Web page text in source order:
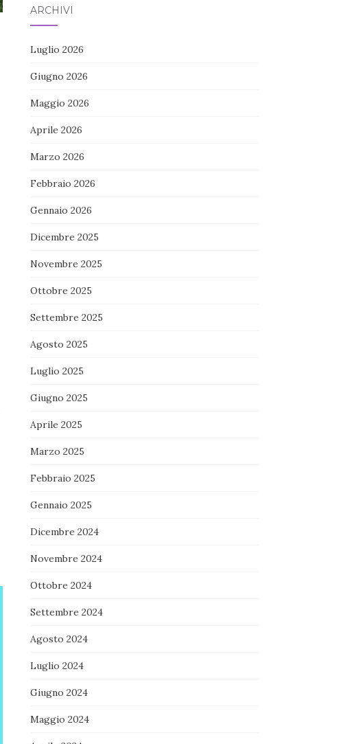
ARCHIVI
Luglio 2026
Giugno 2026
Maggio 2026
Aprile 2026
Marzo 2026
Febbraio 2026
Gennaio 2026
Dicembre 2025
Novembre 2025
Ottobre 2025
Settembre 2025
Agosto 2025
Luglio 2025
Giugno 2025
Aprile 2025
Marzo 2025
Febbraio 2025
Gennaio 2025
Dicembre 2024
Novembre 2024
Ottobre 2024
Settembre 2024
Agosto 2024
Luglio 2024
Giugno 2024
Maggio 2024